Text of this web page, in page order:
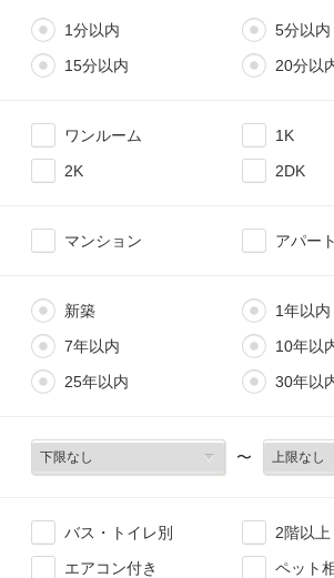
1分以内
5分以内
15分以内
20分以
ワンルーム
1K
2K
2DK
マンション アパー
新築
1年以内
7年以内
10年以
25年以内
30年以
〜
バス・トイレ別
2階以上
エアコン付き
ペット